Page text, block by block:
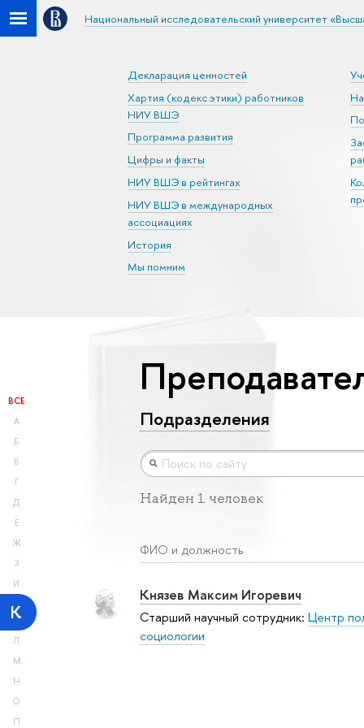
Национальный исследовательский университет
Декларация ценностей
Хартия (кодекс этики) работников
НИУ ВШЭ
Программа развития
Цифры и факты
НИУ ВШЭ в рейтингах
НИУ ВШЭ в международных
ассоциациях
История
Мы помним
ВСЕ
А
Б
В
Г
Д
Е
Ж
З
И
К
Л
М
Н
О
П
Подразделения
Найден 1 человек
ФИО и должность
Князев Максим Игоревич
Старший научный сотрудник: Центр
социологии